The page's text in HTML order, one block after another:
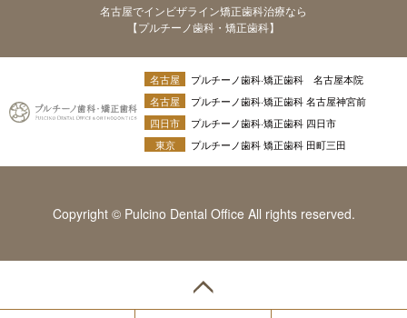
名古屋でインビザライン矯正歯科治療なら
【プルチーノ歯科・矯正歯科】
名古屋
プルチーノ歯科·矯正歯科 名古屋本院
名古屋
プルチーノ歯科·矯正歯科 名古屋神宮前
四日市
プルチーノ歯科·矯正歯科 四日市
東京
プルチーノ歯科 矯正歯科 田町三田
Copyright © Pulcino Dental Office All rights reserved.